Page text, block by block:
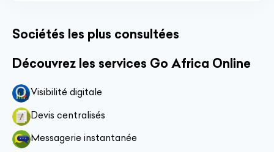
Sociétés les plus consultées
Découvrez les services Go Africa Online
Visibilité digitale
Devis centralisés
Messagerie instantanée